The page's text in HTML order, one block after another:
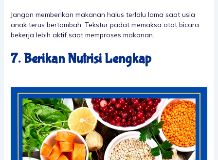
Jangan memberikan makanan halus terlalu lama saat usia
anak terus bertambah. Tekstur padat memaksa otot bicara
bekerja lebih aktif saat memproses makanan.
7. Berikan Nutrisi Lengkap